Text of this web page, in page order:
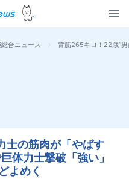
合ニュース > 背筋265キロ！22歳“
士の筋肉が「やばす
体力士撃破「強い」
よめく